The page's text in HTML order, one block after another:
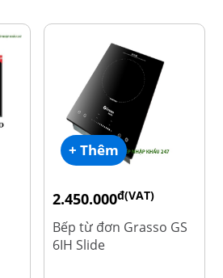
+ Thêm
2.450.000đ(VAT)
3.560.000
Bếp từ đơn Grasso GS
6IH Slide